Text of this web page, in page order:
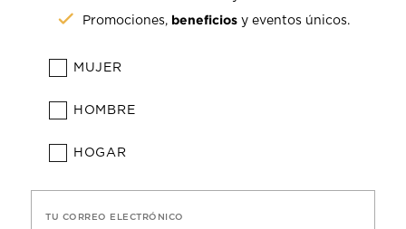
Promociones, beneficios y eventos únicos.
MUJER
HOMBRE
HOGAR
TU CORREO ELECTRÓNICO